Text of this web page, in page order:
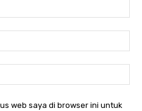
web saya di browser ini untuk